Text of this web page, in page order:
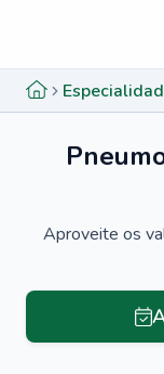
Aproveite os